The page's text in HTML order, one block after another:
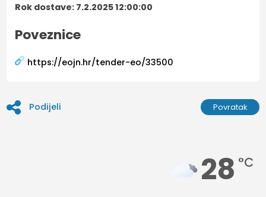
Rok dostave: 7.2.2025 12:00:00
Poveznice
https://eojn.hr/tender-eo/33500
Podijeli Povratak
28 °C